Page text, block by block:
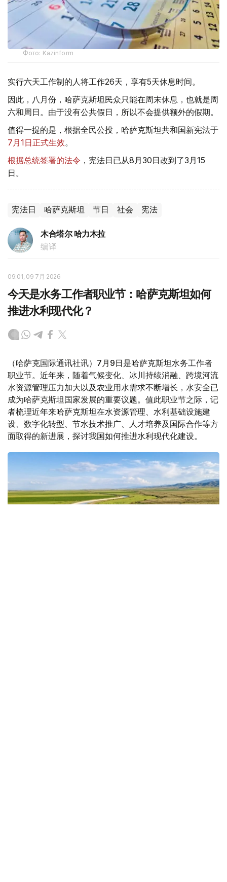
Фото: Kazinform
实行六天工作制的人将工作26天，享有5天休息时间。
因此，八月份，哈萨克斯坦民众只能在周末休息，也就是周
六和周日。由于没有公共假日，所以不会提供额外的假期。
值得一提的是，根据全民公投，哈萨克斯坦共和国新宪法于
7月1日正式生效。
根据总统签署的法令 ，宪法日已从8月30日改到了3月15
日。
宪法日 哈萨克斯坦 节日 社会 宪法
木合塔尔 哈力木拉
编译
09:01, 09 7月 2026
今天是水务工作者职业节：哈萨克斯坦如何
推进水利现代化？
（哈萨克国际通讯社讯）7月9日是哈萨克斯坦水务工作者
职业节。近年来，随着气候变化、冰川持续消融、跨境河流
水资源管理压力加大以及农业用水需求不断增长，水安全已
成为哈萨克斯坦国家发展的重要议题。值此职业节之际，记
者梳理近年来哈萨克斯坦在水资源管理、水利基础设施建
设、数字化转型、节水技术推广、人才培养及国际合作等方
面取得的新进展，探讨我国如何推进水利现代化建设。